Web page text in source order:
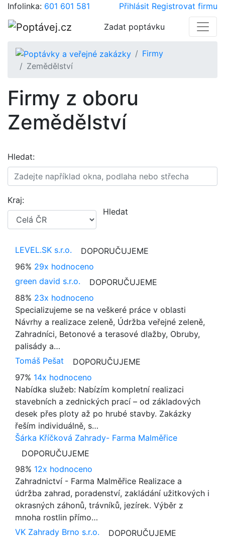
Infolinka: 601 601 581 Přihlásit Registrovat firmu
Zadat poptávku
Firmy
Zemědělství
Firmy z oboru
Zemědělství
Hledat:
Kraj:
Hledat
LEVEL.SK s.r.o.
DOPORUČUJEME
96% 29x hodnoceno
green david s.r.o.
DOPORUČUJEME
88% 23x hodnoceno
Specializujeme se na veškeré práce v oblasti
Návrhy a realizace zeleně, Údržba veřejné zeleně,
Zahradníci, Betonové a terasové dlažby, Obruby,
palisády a…
Tomáš Pešat
DOPORUČUJEME
97% 14x hodnoceno
Nabídka služeb: Nabízím kompletní realizaci
stavebních a zednických prací – od základových
desek přes ploty až po hrubé stavby. Zakázky
řeším individuálně, s…
Šárka Kříčková Zahrady- Farma Malměřice
DOPORUČUJEME
98% 12x hodnoceno
Zahradnictví - Farma Malměřice Realizace a
údržba zahrad, poradenství, zakládání užitkových i
okrasných záhonů, trávníků, jezírek. Výběr z
mnoha rostlin přímo…
VK Zahrady Brno s.r.o.
DOPORUČUJEME